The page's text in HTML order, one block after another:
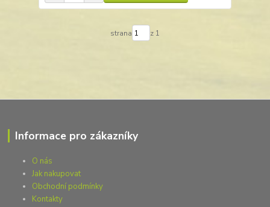
strana z 1
Informace pro zákazníky
O nás
Jak nakupovat
Obchodní podmínky
Kontakty